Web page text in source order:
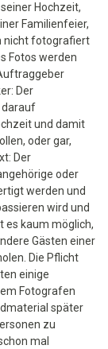
Hochzeit,
Familienfeier,
nicht fotografiert
Fotos werden
Der
darauf
und damit
oder gar,
Der
oder
werden und
wird und
es kaum möglich,
Gästen einer
Die Pflicht
einige
Fotografen
später
zu
mal